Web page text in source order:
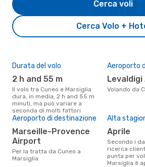
Cerca Volo +
Cerca voli
Durata del volo
2 h and 55 m
Il volo tra Cuneo e Marsiglia
dura, in media, 2 h and 55 m
minuti, ma può variare a
seconda di molti fattori
Aeroporto
Volando da
Aeroporto di destinazione
Marseille-Provence
Airport
Per la tratta da Cuneo a
Marsiglia
Alta
aprile
Secondo i dati della nostra
ricerca
punta per
Marsiglia è